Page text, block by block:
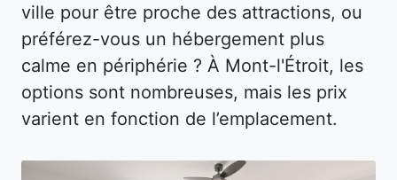
ville pour être proche des attractions, ou
préférez-vous un hébergement plus
calme en périphérie ? À Mont-l'Étroit, les
options sont nombreuses, mais les prix
varient en fonction de l’emplacement.